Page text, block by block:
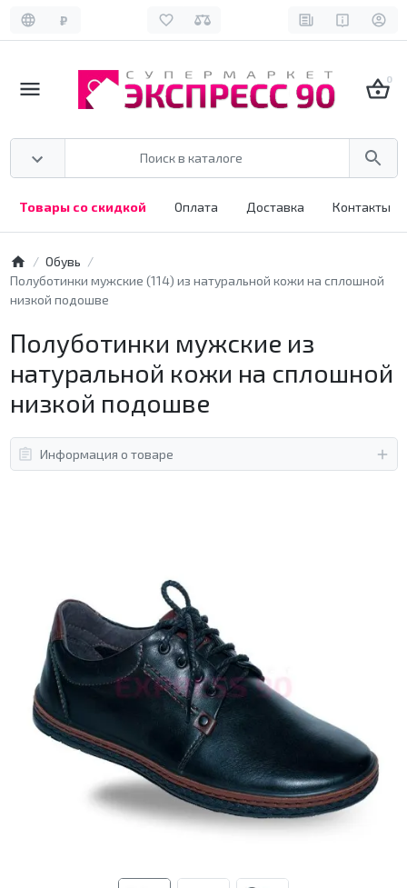
₽
0
Товары со скидкой Оплата Доставка Контакты
Обувь
Полуботинки мужские (114) из натуральной кожи на сплошной
низкой подошве
Полуботинки мужские из
натуральной кожи на сплошной
низкой подошве
Информация о товаре